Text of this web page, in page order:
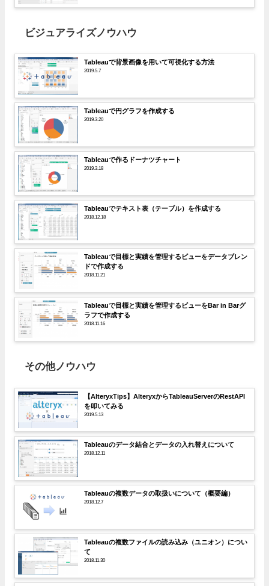
ビジュアライズノウハウ
Tableauで背景画像を用いて可視化する方法
2019.5.7
Tableauで円グラフを作成する
2019.3.20
Tableauで作るドーナツチャート
2019.3.18
Tableauでテキスト表（テーブル）を作成する
2018.12.18
Tableauで目標と実績を管理するビューをデータブレン
ドで作成する
2018.11.21
Tableauで目標と実績を管理するビューをBar in Barグ
ラフで作成する
2018.11.16
その他ノウハウ
【AlteryxTips】AlteryxからTableauServerのRestAPI
を叩いてみる
2019.5.13
Tableauのデータ結合とデータの入れ替えについて
2018.12.11
Tableauの複数データの取扱いについて（概要編）
2018.12.7
Tableauの複数ファイルの読み込み（ユニオン）につい
て
2018.11.30